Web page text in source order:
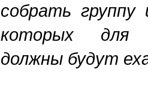
собрать группу
которых для
должны будут